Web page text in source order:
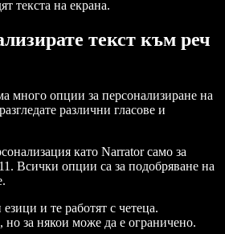
текста на екрана.
текст към реч
много опции за персонализиране на
различни гласове и
като Narrator само за
Всички опции са за подобряване на
и те работят с четеца.
но за някои може да е ограничено.